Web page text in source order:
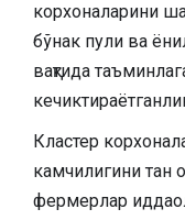
корхоналарини
бўнак пули ва
вақтида
Кластер
камчилигини тан
фермерлар